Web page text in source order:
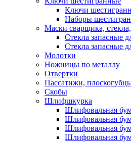
Ключи
Наборы
Маски сварщика,
Стекла запасные
Стекла запасные
Молотки
Ножницы по металлу
Отвертки
Пассатижи,
Скобы
Шлифшкурка
Шлифовальная
Шлифовальная
Шлифовальная
Шлифовальная